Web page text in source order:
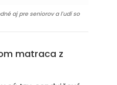
aj pre seniorov a ľudí so
matraca z